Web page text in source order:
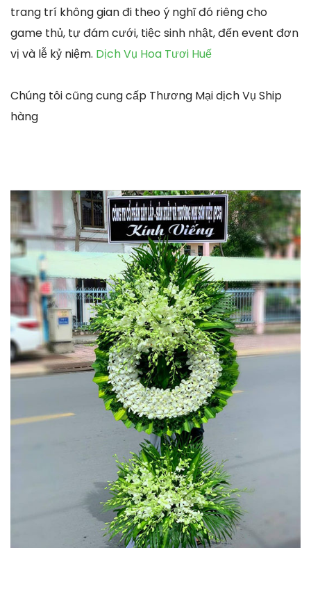
trang trí không gian đi theo ý nghĩ đó riêng cho
game thủ, tự đám cưới, tiệc sinh nhật, đến event đơn
vị và lễ kỷ niệm. Dịch Vụ Hoa Tươi Huế
Chúng tôi cũng cung cấp Thương Mại dịch Vụ Ship
hàng